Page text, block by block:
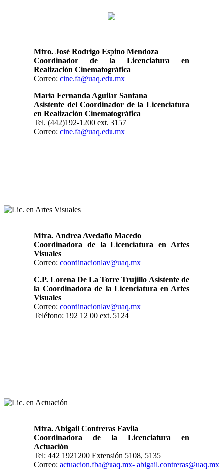
Mtro. José Rodrigo Espino Mendoza
Coordinador de la Licenciatura en
Realización Cinematográfica
Correo: cine.fa@uaq.edu.mx
María Fernanda Aguilar Santana
Asistente del Coordinador de la Licenciatura
en Realización Cinematográfica
Tel. (442)192-1200 ext. 3157
Correo: cine.fa@uaq.edu.mx
Mtra. Andrea Avedaño Macedo
Coordinadora de la Licenciatura en Artes
Visuales
Correo: coordinacionlav@uaq.mx
C.P. Lorena De La Torre Trujillo Asistente de
la Coordinadora de la Licenciatura en Artes
Visuales
Correo: coordinacionlav@uaq.mx
Teléfono: 192 12 00 ext. 5124
Mtra. Abigail Contreras Favila
Coordinadora de la Licenciatura en
Actuación
Tel: 442 1921200 Extensión 5108, 5135
Correo: actuacion.fba@uaq.mx- abigail.contreras@uaq.mx